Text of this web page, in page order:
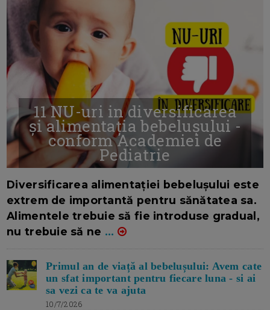
11 NU-uri in diversificarea
și alimentația bebelușului -
conform Academiei de
Pediatrie
Diversificarea alimentației bebelușului este
extrem de importantă pentru sănătatea sa.
Alimentele trebuie să fie introduse gradual,
nu trebuie să ne ...
Primul an de viață al bebelușului: Avem cate
un sfat important pentru fiecare luna - si ai
sa vezi ca te va ajuta
10/7/2026